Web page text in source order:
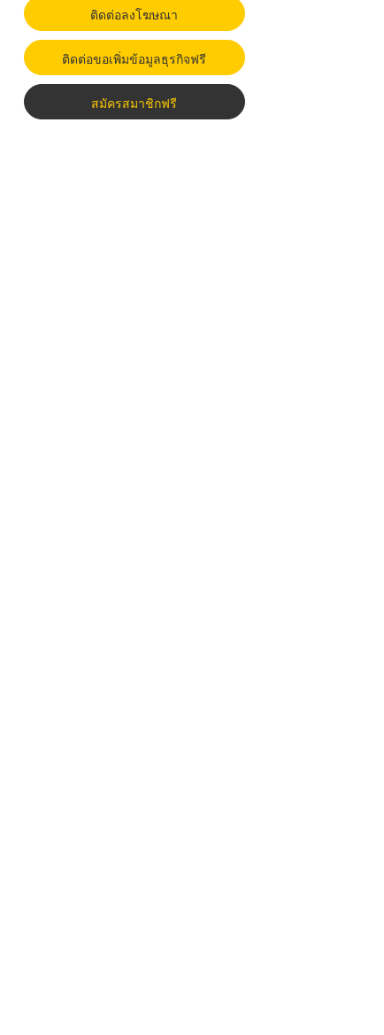
ติดต่อลงโฆษณา
ติดต่อขอเพิ่มข้อมูลธุรกิจฟรี
สมัครสมาชิกฟรี